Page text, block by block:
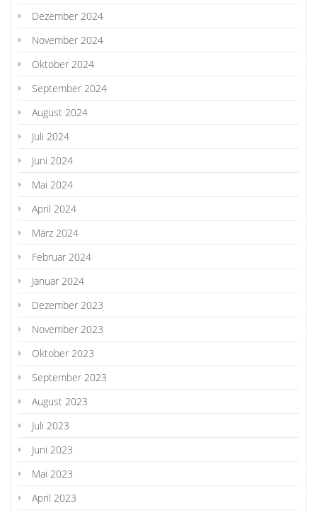
Dezember 2024
November 2024
Oktober 2024
September 2024
August 2024
Juli 2024
Juni 2024
Mai 2024
April 2024
März 2024
Februar 2024
Januar 2024
Dezember 2023
November 2023
Oktober 2023
September 2023
August 2023
Juli 2023
Juni 2023
Mai 2023
April 2023